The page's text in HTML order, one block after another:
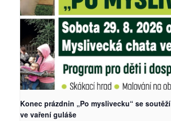
Konec prázdnin „Po myslivecku“ se soutěží
ve vaření guláše